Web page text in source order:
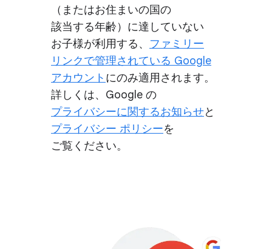
（または​お住まいの​国の​
該当する年齢）に​達していない​
お子様が​利用する、 ​ファミリー
リンクで​管理されている Google
アカウント に​のみ​適用されます。​
詳しくは、​Google の
プライバシーに​関する​お知らせと
プライバシー ポリシーを​
ご覧ください。